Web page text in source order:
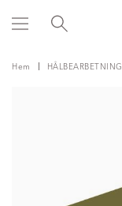
Hem HÅLBEARBETNING